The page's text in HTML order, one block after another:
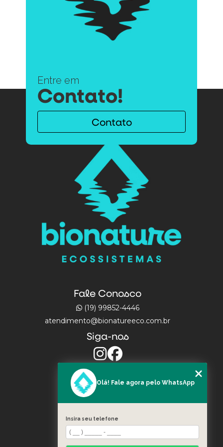
PARA CONSTRUÇÃO PERFEITA
Entre em
Contato!
Contato
Fale Conosco
(19) 99852-4446
atendimento@bionatureeco.com.br
Siga-nos
ATUAÇÃO
PORTFÓLIO
Olá! Fale agora pelo WhatsApp
Insira seu telefone